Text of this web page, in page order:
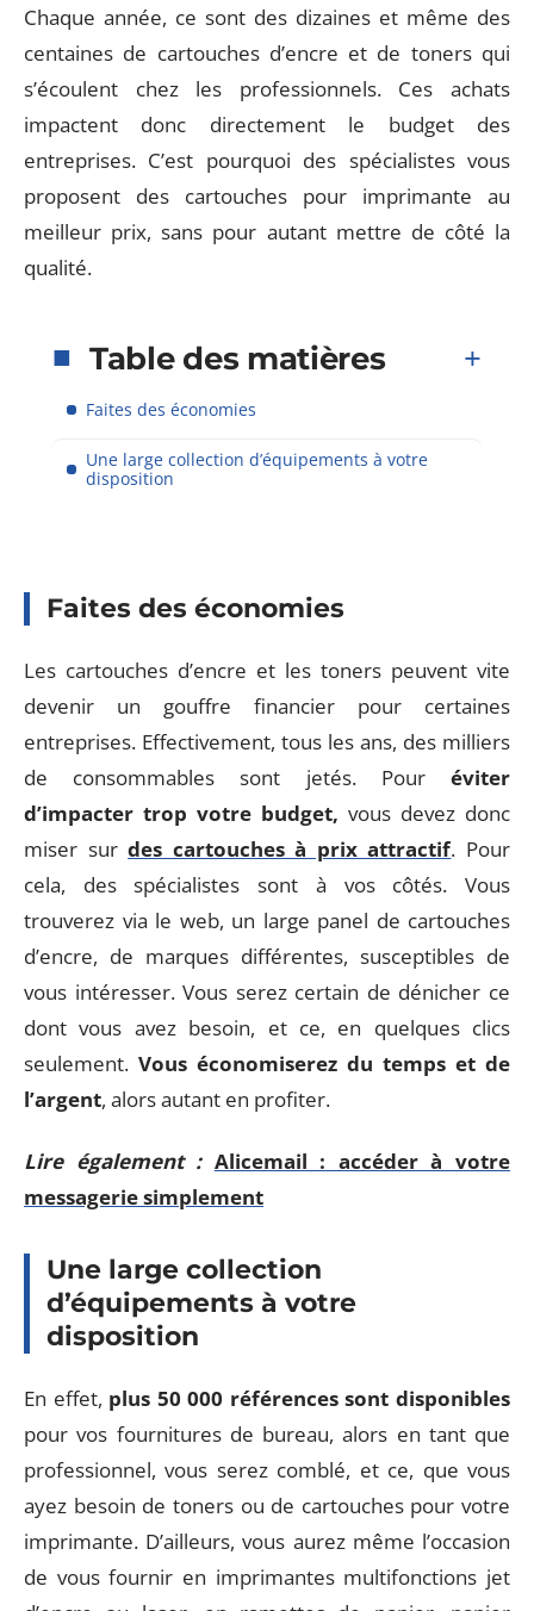
Chaque année, ce sont des dizaines et même des
centaines de cartouches d’encre et de toners qui
s’écoulent chez les professionnels. Ces achats
impactent donc directement le budget des
entreprises. C’est pourquoi des spécialistes vous
proposent des cartouches pour imprimante au
meilleur prix, sans pour autant mettre de côté la
qualité.
Table des matières
Faites des économies
Une large collection d’équipements à votre
disposition
Faites des économies
Les cartouches d’encre et les toners peuvent vite
devenir un gouffre financier pour certaines
entreprises. Effectivement, tous les ans, des milliers
de consommables sont jetés. Pouréviter
d’impacter trop votre budget, vous devez donc
miser surdes cartouches à prix attractif. Pour
cela, des spécialistes sont à vos côtés. Vous
trouverez via le web, un large panel de cartouches
d’encre, de marques différentes, susceptibles de
vous intéresser. Vous serez certain de dénicher ce
dont vous avez besoin, et ce, en quelques clics
seulement. Vous économiserez du temps et de
l’argent, alors autant en profiter.
Lire également : Alicemail : accéder à votre
messagerie simplement
Une large collection
d’équipements à votre
disposition
En effet, plus 50 000 références sont disponibles
pour vos fournitures de bureau, alors en tant que
professionnel, vous serez comblé, et ce, que vous
ayez besoin de toners ou de cartouches pour votre
imprimante. D’ailleurs, vous aurez même l’occasion
de vous fournir en imprimantes multifonctions jet